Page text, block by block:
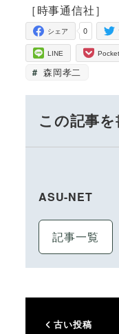
［時事通信社］
0
シェア
LINE Pocket
森岡孝二
この記事
ASU-NET
記事一覧
古い投稿